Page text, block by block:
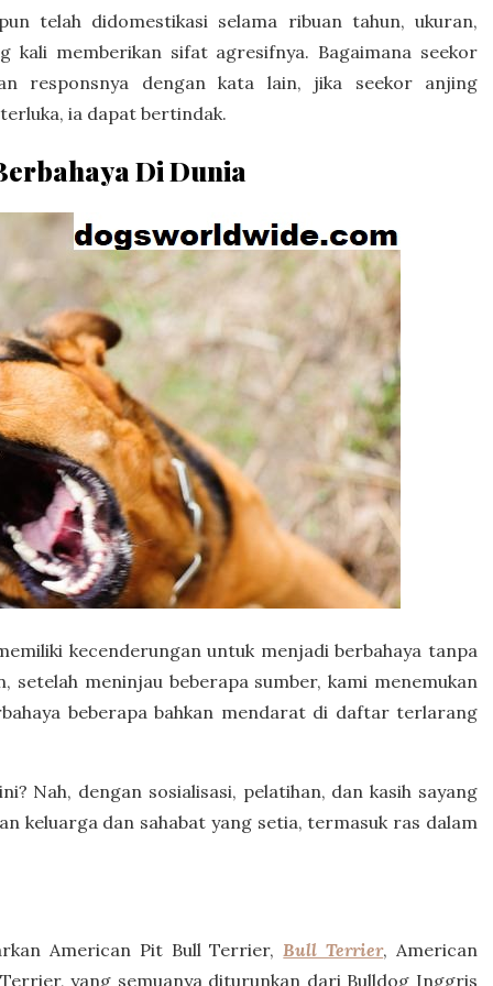
telah didomestikasi selama ribuan tahun, ukuran,
kali memberikan sifat agresifnya. Bagaimana seekor
responsnya dengan kata lain, jika seekor anjing
ia dapat bertindak.
Di Dunia
kecenderungan untuk menjadi berbahaya tanpa
meninjau beberapa sumber, kami menemukan
beberapa bahkan mendarat di daftar terlarang
Nah, dengan sosialisasi, pelatihan, dan kasih sayang
keluarga dan sahabat yang setia, termasuk ras dalam
American Pit Bull Terrier,Bull Terrier, American
yang semuanya diturunkan dari Bulldog Inggris